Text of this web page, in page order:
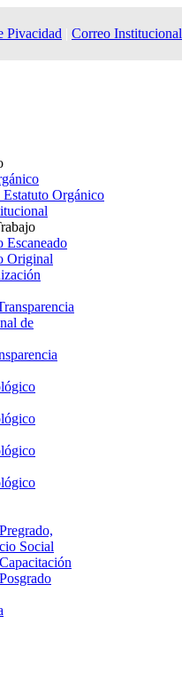
Pivacidad Correo Institucional
Orgánico
Escaneado
Original
de
Social